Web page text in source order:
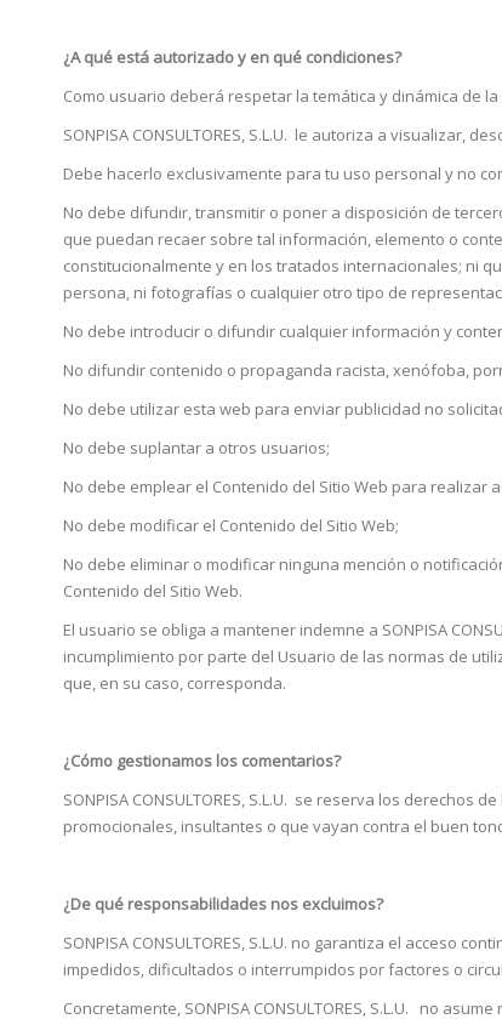
¿A qué está autorizado y en qué condiciones?
Como usuario deberá respetar la temática y dinámica de
SONPISA CONSULTORES, S.L.U. le autoriza a visualizar,
Debe hacerlo exclusivamente para tu uso personal y no
No debe difundir, transmitir o poner a disposición de
que puedan recaer sobre tal información, elemento o
constitucionalmente y en los tratados internacionales; ni
persona, ni fotografías o cualquier otro tipo de
No debe introducir o difundir cualquier información y
No difundir contenido o propaganda racista, xenófoba,
No debe utilizar esta web para enviar publicidad no
No debe suplantar a otros usuarios;
No debe emplear el Contenido del Sitio Web para realizar
No debe modificar el Contenido del Sitio Web;
No debe eliminar o modificar ninguna mención o
Contenido del Sitio Web.
El usuario se obliga a mantener indemne a SONPISA
incumplimiento por parte del Usuario de las normas de
que, en su caso, corresponda.
¿Cómo gestionamos los comentarios?
SONPISA CONSULTORES, S.L.U. se reserva los
promocionales, insultantes o que vayan contra el buen
¿De qué responsabilidades nos excluimos?
SONPISA CONSULTORES, S.L.U. no garantiza el acceso
impedidos, dificultados o interrumpidos por factores o
Concretamente, SONPISA CONSULTORES, S.L.U. no